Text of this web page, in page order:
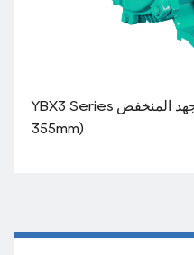
YBX3 Series محرك الانفجار الجهد المنخفض (H: 80-
355mm)